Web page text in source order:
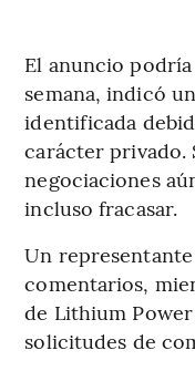
El anuncio
semana, indicó
identificada
carácter privado.
negociaciones
incluso fracasar.
Un
comentarios,
de Lithium
solicitudes de